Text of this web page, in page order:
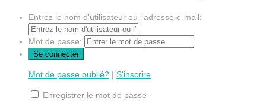
Entrez le nom d'utilisateur ou l'adresse e-mail:
Mot de passe:
Mot de passe oublié? | S'inscrire
Enregistrer le mot de passe